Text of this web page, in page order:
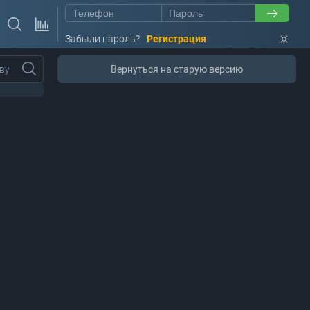
Забыли пароль? Регистрация
Вернуться на старую версию